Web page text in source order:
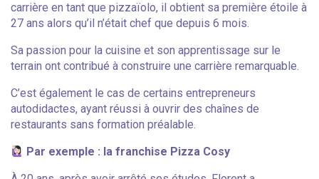
carrière en tant que pizzaïolo, il obtient sa première étoile à
27 ans alors qu’il n’était chef que depuis 6 mois.
Sa passion pour la cuisine et son apprentissage sur le
terrain ont contribué à construire une carrière remarquable.
C’est également le cas de certains entrepreneurs
autodidactes, ayant réussi à ouvrir des chaînes de
restaurants sans formation préalable.
Par exemple : la franchise Pizza Cosy